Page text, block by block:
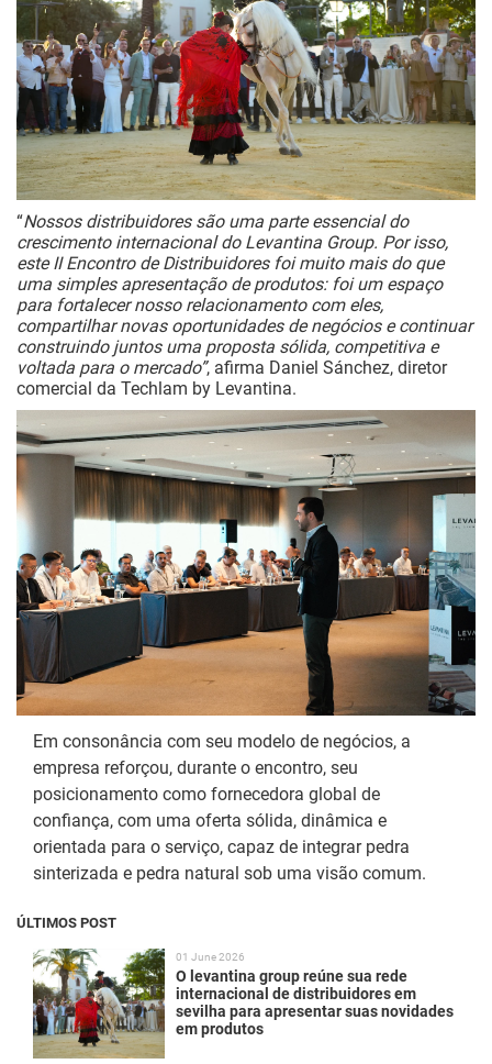
“Nossos distribuidores são uma parte essencial do
crescimento internacional do Levantina Group. Por isso,
este II Encontro de Distribuidores foi muito mais do que
uma simples apresentação de produtos: foi um espaço
para fortalecer nosso relacionamento com eles,
compartilhar novas oportunidades de negócios e continuar
construindo juntos uma proposta sólida, competitiva e
voltada para o mercado”, afirma Daniel Sánchez, diretor
comercial da Techlam by Levantina.
Em consonância com seu modelo de negócios, a
empresa reforçou, durante o encontro, seu
posicionamento como fornecedora global de
confiança, com uma oferta sólida, dinâmica e
orientada para o serviço, capaz de integrar pedra
sinterizada e pedra natural sob uma visão comum.
ÚLTIMOS POST
01 June 2026
O levantina group reúne sua rede
internacional de distribuidores em
sevilha para apresentar suas novidades
em produtos